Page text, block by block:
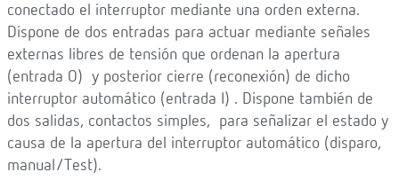
conectado el interruptor mediante una orden externa.
Dispone de dos entradas para actuar mediante señales
externas libres de tensión que ordenan la apertura
(entrada O) y posterior cierre (reconexión) de dicho
interruptor automático (entrada I) . Dispone también de
dos salidas, contactos simples, para señalizar el estado y
causa de la apertura del interruptor automático (disparo,
manual/Test).